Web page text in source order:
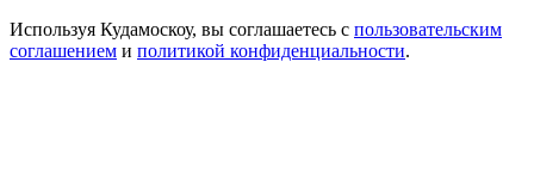
Используя Кудамоскоу, вы соглашаетесь с пользовательским
соглашением и политикой конфиденциальности.